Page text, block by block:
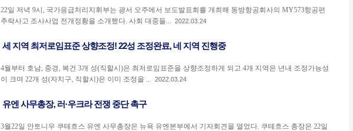
22일 저녁 9시, 국가응급처리지휘부는 광서 오주에서 보도발표회를 개최해 동방항공회사의 MY573항공편
추락사고 조사사업 전개정황을 소개했다. 사회 대중들... 2022.03.24
세 지역 최저로임표준 상향조정! 22성 조정완료, 네 지역 진행중
4월부터 호남, 중경, 복건 3개 성(직할시)은 최저로임표준을 상향조정하게 되고 4개 지역은 년내 조정가능성
이 크며 22개 성(자치구, 직할시)은 이미 조정을 ... 2022.03.24
유엔 사무총장, 러·우크라 전쟁 중단 촉구
3월22일 안토니우 쿠테흐스 유엔 사무총장은 뉴욕 유엔본부에서 기자회견을 열었다. 쿠테흐스 총장은 22일